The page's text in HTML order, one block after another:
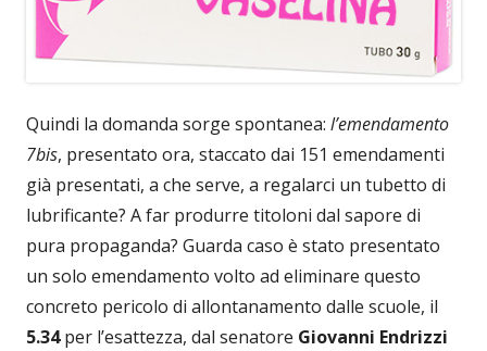
Quindi la domanda sorge spontanea: l’emendamento
7bis, presentato ora, staccato dai 151 emendamenti
già presentati, a che serve, a regalarci un tubetto di
lubrificante? A far produrre titoloni dal sapore di
pura propaganda? Guarda caso è stato presentato
un solo emendamento volto ad eliminare questo
concreto pericolo di allontanamento dalle scuole, il
5.34per l’esattezza, dal senatore Giovanni Endrizzi